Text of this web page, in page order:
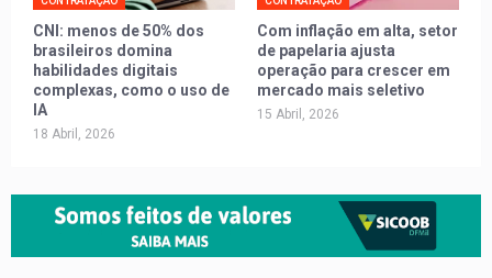
CNI: menos de 50% dos
brasileiros domina
habilidades digitais
complexas, como o uso de
IA
18 Abril, 2026
Com inflação em alta, setor
de papelaria ajusta
operação para crescer em
mercado mais seletivo
15 Abril, 2026